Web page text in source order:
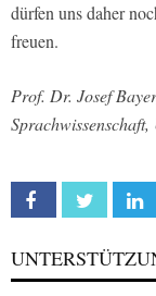
dürfen uns daher
freuen.
Prof. Dr. Josef
Facebook Twitter